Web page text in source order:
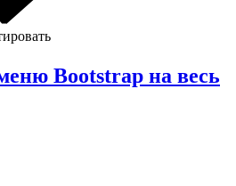
Bootstrap на весь